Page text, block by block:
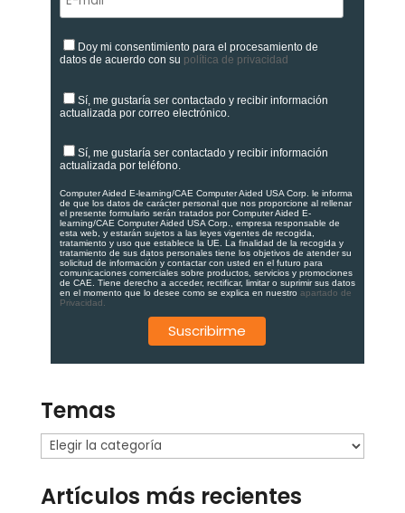
Doy mi consentimiento para el procesamiento de
datos de acuerdo con su política de privacidad
Sí, me gustaría ser contactado y recibir información
actualizada por correo electrónico.
Sí, me gustaría ser contactado y recibir información
actualizada por teléfono.
Computer Aided E-learning/CAE Computer Aided USA Corp. le informa
de que los datos de carácter personal que nos proporcione al rellenar
el presente formulario serán tratados por Computer Aided E-
learning/CAE Computer Aided USA Corp., empresa responsable de
esta web, y estarán sujetos a las leyes vigentes de recogida,
tratamiento y uso que establece la UE. La finalidad de la recogida y
tratamiento de sus datos personales tiene los objetivos de atender su
solicitud de información y contactar con usted en el futuro para
comunicaciones comerciales sobre productos, servicios y promociones
de CAE. Tiene derecho a acceder, rectificar, limitar o suprimir sus datos
en el momento que lo desee como se explica en nuestro apartado de
Privacidad.
Temas
Temas
Artículos más recientes